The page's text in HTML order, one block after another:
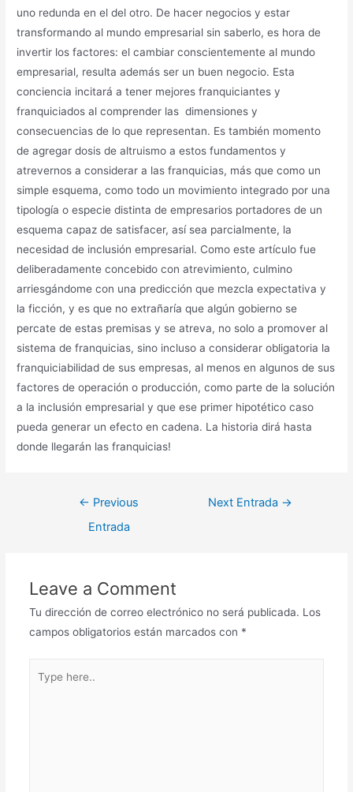
uno redunda en el del otro. De hacer negocios y estar
transformando al mundo empresarial sin saberlo, es hora de
invertir los factores: el cambiar conscientemente al mundo
empresarial, resulta además ser un buen negocio. Esta
conciencia incitará a tener mejores franquiciantes y
franquiciados al comprender las dimensiones y
consecuencias de lo que representan. Es también momento
de agregar dosis de altruismo a estos fundamentos y
atrevernos a considerar a las franquicias, más que como un
simple esquema, como todo un movimiento integrado por una
tipología o especie distinta de empresarios portadores de un
esquema capaz de satisfacer, así sea parcialmente, la
necesidad de inclusión empresarial. Como este artículo fue
deliberadamente concebido con atrevimiento, culmino
arriesgándome con una predicción que mezcla expectativa y
la ficción, y es que no extrañaría que algún gobierno se
percate de estas premisas y se atreva, no solo a promover al
sistema de franquicias, sino incluso a considerar obligatoria la
franquiciabilidad de sus empresas, al menos en algunos de sus
factores de operación o producción, como parte de la solución
a la inclusión empresarial y que ese primer hipotético caso
pueda generar un efecto en cadena. La historia dirá hasta
donde llegarán las franquicias!
← Previous
Entrada
Next Entrada →
Leave a Comment
Tu dirección de correo electrónico no será publicada. Los
campos obligatorios están marcados con *